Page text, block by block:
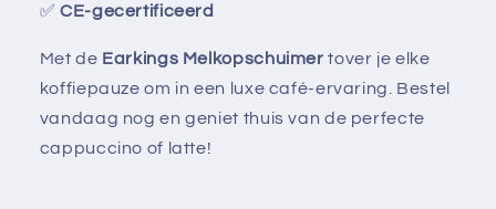
✅CE-gecertificeerd
Met de Earkings Melkopschuimer tover je elke
koffiepauze om in een luxe café-ervaring. Bestel
vandaag nog en geniet thuis van de perfecte
cappuccino of latte!